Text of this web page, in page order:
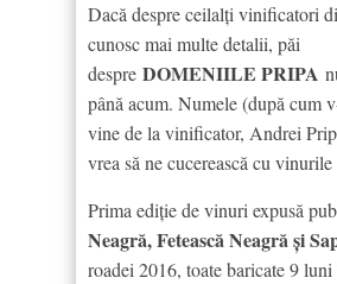
Dacă despre ceilalți vinificatori
cunosc mai multe detalii, păi
despre DOMENIILE PRIPA
până acum. Numele (după cum
vine de la vinificator, Andrei
vrea să ne cucerească cu
Prima ediție de vinuri expusă
Neagră, Fetească Neagră și
roadei 2016, toate baricate 9